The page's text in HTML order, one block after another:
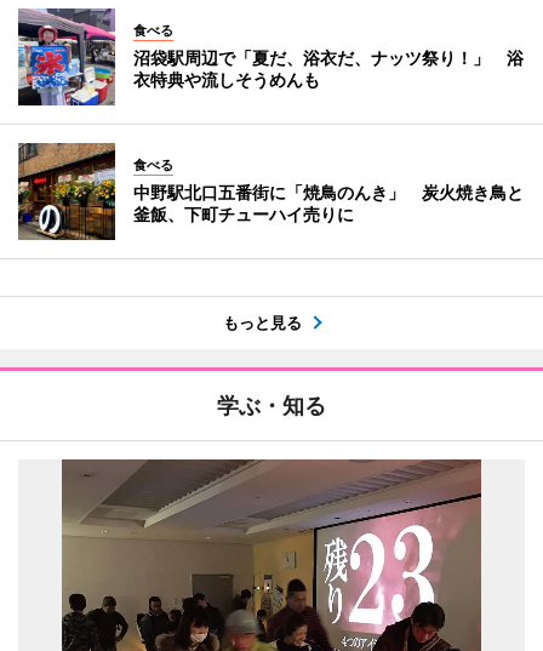
食べる
沼袋駅周辺で「夏だ、浴衣だ、ナッツ祭り！」 浴
衣特典や流しそうめんも
食べる
中野駅北口五番街に「焼鳥のんき」 炭火焼き鳥と
釜飯、下町チューハイ売りに
もっと見る
学ぶ・知る